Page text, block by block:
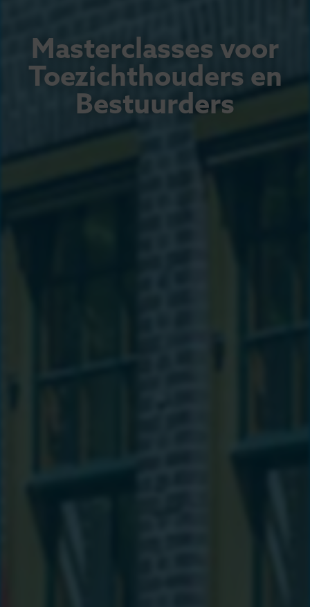
Masterclasses voor
Toezichthouders en
Bestuurders